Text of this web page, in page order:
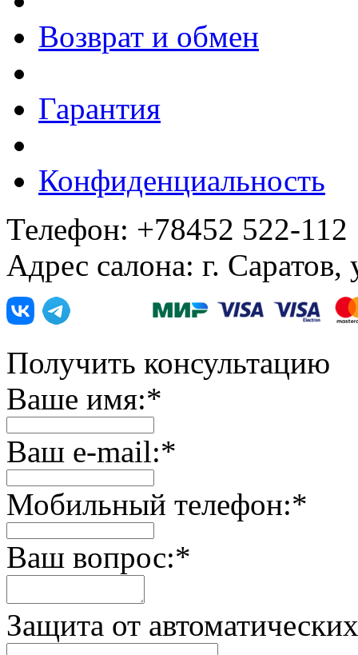
Возврат и обмен
Гарантия
Конфиденциальность
Телефон: +78452 522-112
Адрес салона: г. Саратов,
Получить консультацию
Ваше имя:*
Ваш e-mail:*
Мобильный телефон:*
Ваш вопрос:*
Защита от